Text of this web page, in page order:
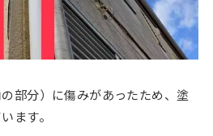
部分）に傷みがあったため、塗
ます。